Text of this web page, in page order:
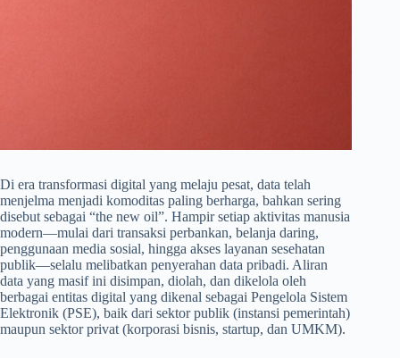
Di era transformasi digital yang melaju pesat, data telah
menjelma menjadi komoditas paling berharga, bahkan sering
disebut sebagai “the new oil”. Hampir setiap aktivitas manusia
modern—mulai dari transaksi perbankan, belanja daring,
penggunaan media sosial, hingga akses layanan sesehatan
publik—selalu melibatkan penyerahan data pribadi. Aliran
data yang masif ini disimpan, diolah, dan dikelola oleh
berbagai entitas digital yang dikenal sebagai Pengelola Sistem
Elektronik (PSE), baik dari sektor publik (instansi pemerintah)
maupun sektor privat (korporasi bisnis, startup, dan UMKM).